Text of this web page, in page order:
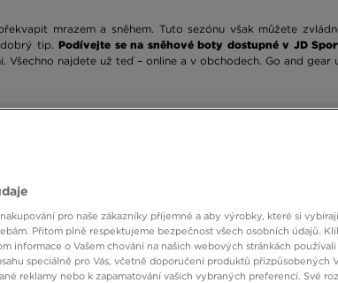
mrazem a sněhem. Tuto sezónu však můžete
dobrý tip.Podívejte se na sněhové boty dostupné v JD
najdete už teď – online a v obchodech. Go and gear
pro naše zákazníky příjemné a aby výrobky, které si
Přitom plně respektujeme bezpečnost všech osobních údajů.
informace o Vašem chování na našich webových stránkách
speciálně pro Vás, včetně doporučení produktů přizpůsobených
reklamy nebo k zapamatování vašich vybraných preferencí. Své